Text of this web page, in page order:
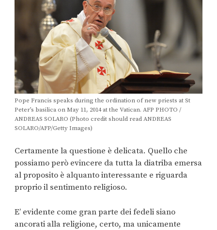
Pope Francis speaks during the ordination of new priests at St
Peter’s basilica on May 11, 2014 at the Vatican. AFP PHOTO /
ANDREAS SOLARO (Photo credit should read ANDREAS
SOLARO/AFP/Getty Images)
Certamente la questione è delicata. Quello che
possiamo però evincere da tutta la diatriba emersa
al proposito è alquanto interessante e riguarda
proprio il sentimento religioso.
E’ evidente come gran parte dei fedeli siano
ancorati alla religione, certo, ma unicamente